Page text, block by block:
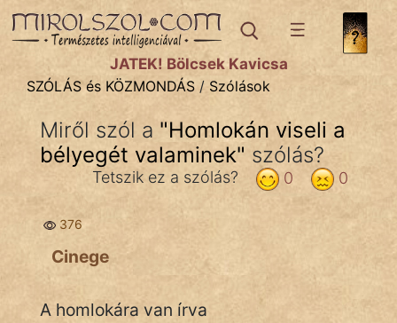
SZÓLÁS ÉS KÖZMONDÁStémák:
Bibliai
Közmondások
Szállóigék
Szóláscsoportok
Szólások
JÁTÉK! Bölcsek Kavicsa
SZÓLÁS és KÖZMONDÁS / Szólások
Miről szól a "Homlokán viseli a
bélyegét valaminek" szólás?
0
0
Tetszik ez a szólás?
376
Cinege
A homlokára van írva